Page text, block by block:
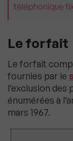
téléphonique
Le forfait
Le forfait
fournies par le
l’exclusion
énumérées à
mars 1967.